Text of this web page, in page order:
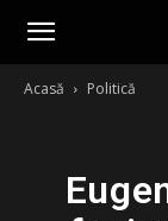
Acasă Politică